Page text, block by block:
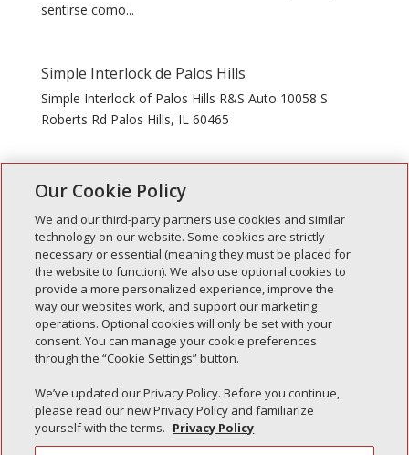
sentirse como...
Simple Interlock de Palos Hills
Simple Interlock of Palos Hills R&S Auto 10058 S
Roberts Rd Palos Hills, IL 60465
Entradas recientes
Simple Interlock de Walla Walla
Enclavamiento simple de Morton
Simple Interlock de Carol Stream
Simple Interlock de Waukegan
Simple Interlock de Texarkana
Our Cookie Policy
We and our third-party partners use cookies and similar
technology on our website. Some cookies are strictly
necessary or essential (meaning they must be placed for
the website to function). We also use optional cookies to
provide a more personalized experience, improve the
way our websites work, and support our marketing
operations. Optional cookies will only be set with your
consent. You can manage your cookie preferences
through the “Cookie Settings” button.
We’ve updated our Privacy Policy. Before you continue,
please read our new Privacy Policy and familiarize
yourself with the terms. Privacy Policy